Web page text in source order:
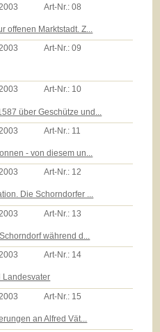
2003 Art-Nr.:08
offenen Marktstadt. Z...
Art-Nr.:09
Art-Nr.: 10
über Geschütze und...
Art-Nr.: 11
- von diesem un...
Art-Nr.: 12
Die Schorndorfer ...
2003 Art-Nr.: 13
während d...
Art-Nr.: 14
Landesvater
2003 Art-Nr.: 15
an Alfred Vät...